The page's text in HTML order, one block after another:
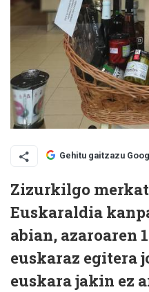
Gehitu gaitzazu
Zizurkilgo
Euskaraldia
abian, azaroaren
euskaraz egitera
euskara jakin ez